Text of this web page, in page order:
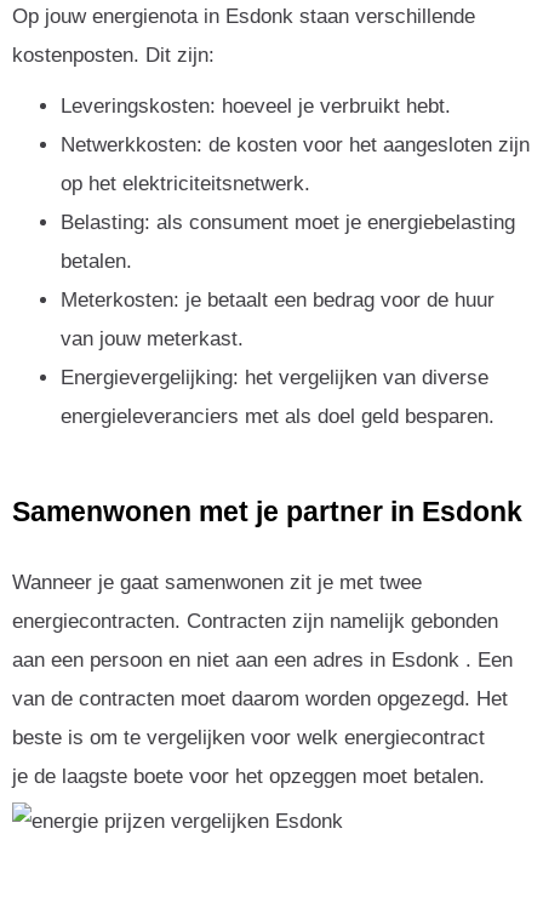
Op jouw energienota in Esdonk staan verschillende
kostenposten. Dit zijn:
Leveringskosten: hoeveel je verbruikt hebt.
Netwerkkosten: de kosten voor het aangesloten zijn
op het elektriciteitsnetwerk.
Belasting: als consument moet je energiebelasting
betalen.
Meterkosten: je betaalt een bedrag voor de huur
van jouw meterkast.
Energievergelijking: het vergelijken van diverse
energieleveranciers met als doel geld besparen.
Samenwonen met je partner in Esdonk
Wanneer je gaat samenwonen zit je met twee
energiecontracten. Contracten zijn namelijk gebonden
aan een persoon en niet aan een adres in Esdonk . Een
van de contracten moet daarom worden opgezegd. Het
beste is om te vergelijken voor welk energiecontract
je de laagste boete voor het opzeggen moet betalen.